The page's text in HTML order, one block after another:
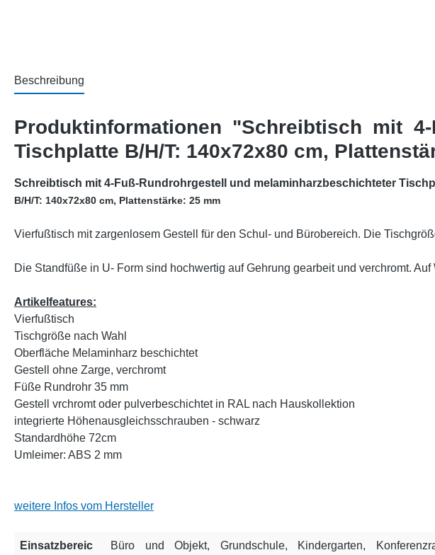
Beschreibung
Produktinformationen "Schreibtisch mit
Tischplatte B/H/T: 140x72x80 cm,
Schreibtisch mit 4-Fuß-Rundrohrgestell und melaminharzbeschichteter
B/H/T: 140x72x80 cm, Plattenstärke: 25 mm
Vierfußtisch mit zargenlosem Gestell für den Schul- und Bürobereich. Die
Die Standfüße in U- Form sind hochwertig auf Gehrung gearbeit und verchromt.
Artikelfeatures:
Vierfußtisch
Tischgröße nach Wahl
Oberfläche Melaminharz beschichtet
Gestell ohne Zarge, verchromt
Füße Rundrohr 35 mm
Gestell vrchromt oder pulverbeschichtet in RAL nach Hauskollektion
integrierte Höhenausgleichsschrauben - schwarz
Standardhöhe 72cm
Umleimer: ABS 2 mm
weitere Infos vom Hersteller
Einsatzbereic
Büro und Objekt, Grundschule, Kindergarten,